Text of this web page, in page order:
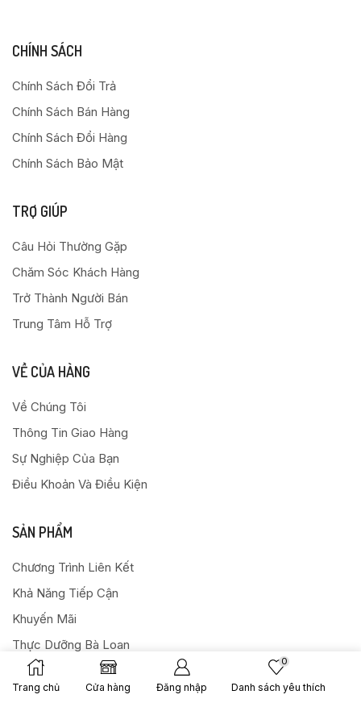
Trang chủ Cửa hàng Đăng nhập
0
Danh sách yêu thích
CHÍNH SÁCH
Chính Sách Đổi Trả
Chính Sách Bán Hàng
Chính Sách Đổi Hàng
Chính Sách Bảo Mật
TRỢ GIÚP
Câu Hỏi Thường Gặp
Chăm Sóc Khách Hàng
Trở Thành Người Bán
Trung Tâm Hỗ Trợ
VỀ CỦA HÀNG
Về Chúng Tôi
Thông Tin Giao Hàng
Sự Nghiệp Của Bạn
Điều Khoản Và Điều Kiện
SẢN PHẨM
Chương Trình Liên Kết
Khả Năng Tiếp Cận
Khuyến Mãi
Thực Dưỡng Bà Loan
LIÊN LẠC